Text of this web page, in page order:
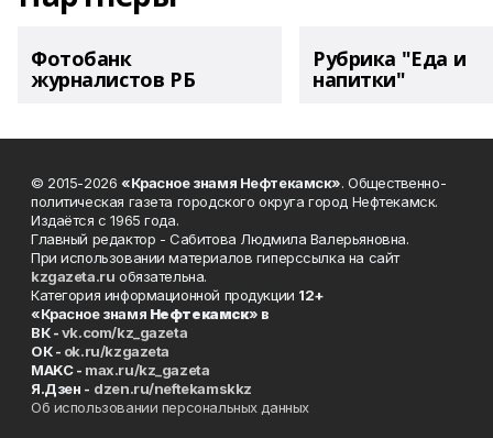
Фотобанк
журналистов РБ
Рубрика "Еда и
напитки"
© 2015-2026 «Красное знамя Нефтекамск». Общественно-
политическая газета городского округа город Нефтекамск.
Издаётся с 1965 года.
Главный редактор - Сабитова Людмила Валерьяновна.
При использовании материалов гиперссылка на сайт
kzgazeta.ru обязательна.
Категория информационной продукции 12+
«Красное знамя Нефтекамск» в
ВК -vk.com/kz_gazeta
ОК - ok.ru/kzgazeta
MAKC - max.ru/kz_gazeta
Я.Дзен - dzen.ru/neftekamskkz
Об использовании персональных данных